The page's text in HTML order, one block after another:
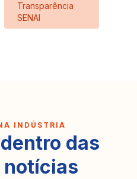
Transparência
SENAI
INDÚSTRIA
das